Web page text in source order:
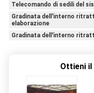
Telecomando di sedili del
Gradinata dell'interno
elaborazione
Gradinata dell'interno
Ottieni il